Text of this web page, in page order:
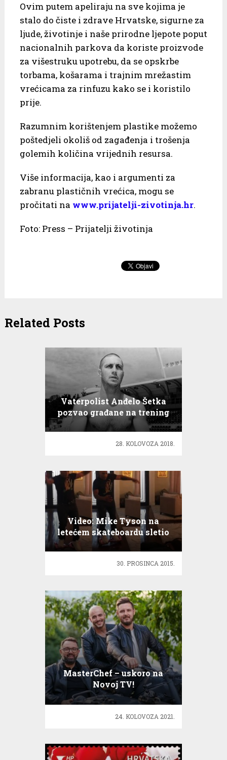
Ovim putem apeliraju na sve kojima je
stalo do čiste i zdrave Hrvatske, sigurne za
ljude, životinje i naše prirodne ljepote poput
nacionalnih parkova da koriste proizvode
za višestruku upotrebu, da se opskrbe
torbama, košarama i trajnim mrežastim
vrećicama za rinfuzu kako se i koristilo
prije.
Razumnim korištenjem plastike možemo
poštedjeli okoliš od zagađenja i trošenja
golemih količina vrijednih resursa.
Više informacija, kao i argumenti za
zabranu plastičnih vrećica, mogu se
pročitati na www.prijatelji-zivotinja.hr.
Foto: Press – Prijatelji životinja
Related Posts
Vaterpolist Anđelo Šetka
pozvao građane na trening
28. KOLOVOZA 2018.
Video: Mike Tyson na
letećem skateboardu sletio
30. PROSINCA 2015.
MasterChef – uskoro na
Novoj TV!
24. KOLOVOZA 2021.